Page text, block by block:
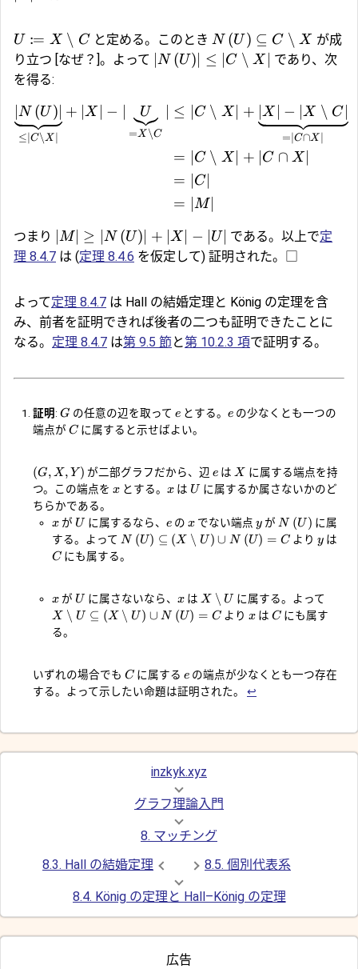
U := X ∖ C と定める。このときN (U ) ⊆ C ∖ X が成
り立つ [なぜ？]。よって N (U ) ≤ C ∖ X
であり、次
を得る:
≤ C∖X
∣N (U ) + ∣X −
=X ∖C
U ≤ C ∖ X +
= ∣C∩X
∣X − ∣X ∖ C
= ∣C ∖ X ∣ + ∣C ∩ X ∣
= ∣C∣
=
M∣
つまり ∣M ∣ ≥ ∣N (U)∣ + ∣X ∣ − ∣U ∣ である。以上で定
理 8.4.7 は (定理 8.4.6 を仮定して) 証明された。□
よって定理 8.4.7 は Hall の結婚定理と König の定理を含
み、前者を証明できれば後者の二つも証明できたことに
なる。 定理 8.4.7 は第 9.5 節と第 10.2.3 項で証明する。
証明: G の任意の辺を取って e とする。 e の少なくとも一つの
端点が C に属すると示せばよい。
(G, X, Y ) が二部グラフだから、辺e は X に属する端点を持
つ。この端点を x とする。 x は Uに属するか属さないかのど
ちらかである。
x が Uに属するなら、 eの xでない端点 y が N (U) に属
する。よって N (U) ⊆ (X ∖ U) ∪ N (U) = Cより y は
C にも属する。
x が Uに属さないなら、 xは X ∖ U に属する。よって
X ∖ U ⊆ (X ∖ U) ∪ N (U) = Cより xは Cにも属す
る。
いずれの場合でも C に属するe の端点が少なくとも一つ存在
する。よって示したい命題は証明された。 ↩︎
inzkyk.xyz
グラフ理論入門
8. マッチング
8.3. Hall の結婚定理
8.5. 個別代表系
8.4. König の定理と Hall–König の定理
広告